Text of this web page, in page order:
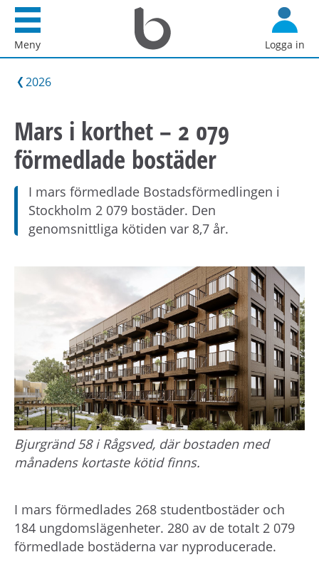
d
k
t
t
i
l
n
n
e
h
å
l
l
e
t
Meny
Startsida
Bostadsförmedlingen
i
Logga in
2026
Mars i korthet – 2 079
förmedlade bostäder
I mars förmedlade Bostadsförmedlingen i
Stockholm 2 079 bostäder. Den
genomsnittliga kötiden var 8,7 år.
Bjurgränd 58 i Rågsved, där bostaden med
månadens kortaste kötid finns.
I mars förmedlades 268 studentbostäder och
184 ungdomslägenheter. 280 av de totalt 2 079
förmedlade bostäderna var nyproducerade.